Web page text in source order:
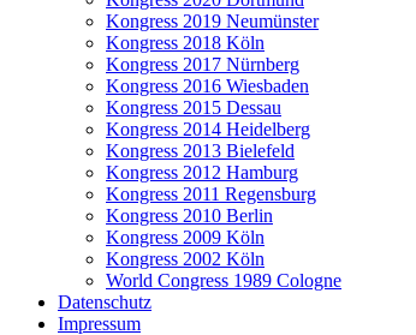
Kongress 2019 Neumünster
Kongress 2018 Köln
Kongress 2017 Nürnberg
Kongress 2016 Wiesbaden
Kongress 2015 Dessau
Kongress 2014 Heidelberg
Kongress 2013 Bielefeld
Kongress 2012 Hamburg
Kongress 2011 Regensburg
Kongress 2010 Berlin
Kongress 2009 Köln
Kongress 2002 Köln
World Congress 1989 Cologne
Datenschutz
Impressum